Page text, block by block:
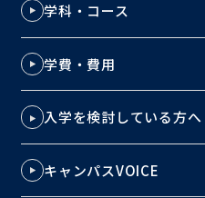
学科・コース
学費・費用
入学を検討している方へ
キャンパスVOICE